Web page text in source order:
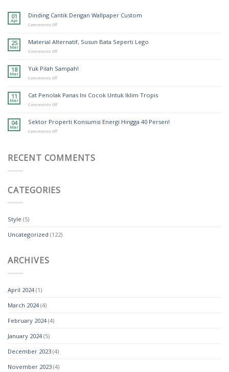
01
Apr
Dinding Cantik Dengan Wallpaper Custom
Comments Offon
Dengan
25
Mar
Material Alternatif, Susun Bata Seperti Lego
Comments Offon
Susun
18
Mar
Yuk Pilah Sampah!
Comments Offon
Sampah!
11
Mar
Cat Penolak Panas Ini Cocok Untuk Iklim Tropis
Comments Offon
Panas
04
Mar
Sektor Properti Konsumsi Energi Hingga 40 Persen!
Comments Offon
Energi
Hingga
RECENT COMMENTS
CATEGORIES
Style (5)
Uncategorized (122)
ARCHIVES
April 2024(1)
March 2024(4)
February 2024(4)
January 2024(5)
December 2023 (4)
November 2023 (4)